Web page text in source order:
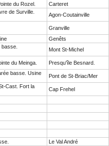
du Rozel.
Carteret
de Surville.
Agon-Coutainville
Granville
Genêts
Mont St-Michel
du Meinga. Presqu'île Besnard.
basse. Usine
Pont de St-Briac/Mer
Cast. Fort la
Cap Frehel
Le Val André